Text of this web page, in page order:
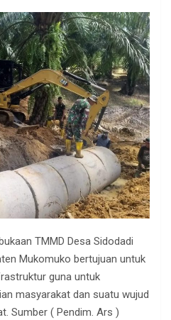
TMMD Desa Sidodadi
Mukomuko bertujuan untuk
guna untuk
masyarakat dan suatu wujud
Sumber ( Pendim. Ars )